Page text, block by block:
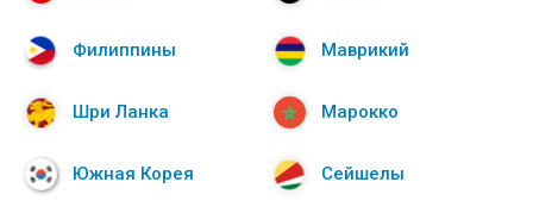
Филиппины
Шри Ланка
Южная Корея
Маврикий
Марокко
Сейшелы